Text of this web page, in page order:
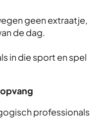
geen extraatje,
de dag.
in die sport en spel
professionals